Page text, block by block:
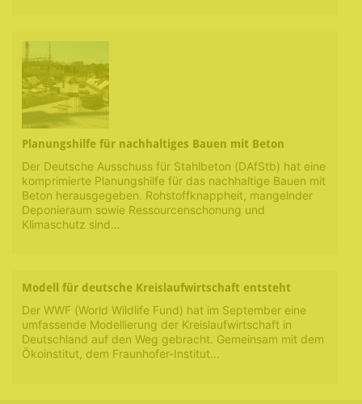
Planungshilfe für nachhaltiges Bauen mit Beton
Der Deutsche Ausschuss für Stahlbeton (DAfStb) hat eine
komprimierte Planungshilfe für das nachhaltige Bauen mit
Beton herausgegeben. Rohstoffknappheit, mangelnder
Deponieraum sowie Ressourcenschonung und
Klimaschutz sind…
Modell für deutsche Kreislaufwirtschaft entsteht
Der WWF (World Wildlife Fund) hat im September eine
umfassende Modellierung der Kreislaufwirtschaft in
Deutschland auf den Weg gebracht. Gemeinsam mit dem
Ökoinstitut, dem Fraunhofer-Institut…